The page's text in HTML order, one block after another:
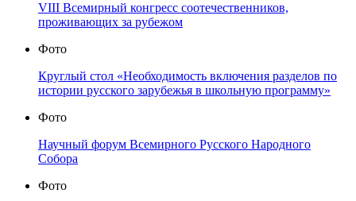
VIII Всемирный конгресс соотечественников,
проживающих за рубежом
Фото
Круглый стол «Необходимость включения разделов по
истории русского зарубежья в школьную программу»
Фото
Научный форум Всемирного Русского Народного
Собора
Фото